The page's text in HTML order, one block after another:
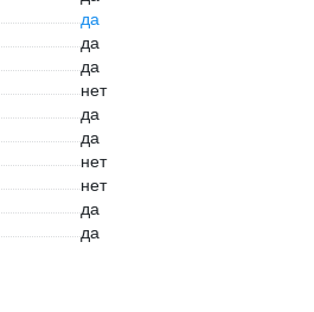
да
да
да
нет
да
да
нет
нет
да
да